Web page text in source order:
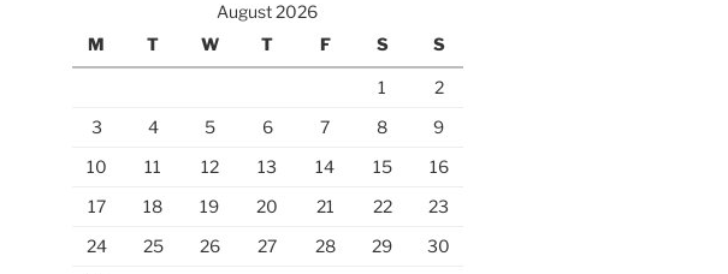
August 2026
M
T W T F S S
1
2
3
4 5 6 7 8
9
10
11 12 13 14 15
16
17
18 19 20 21 22
23
24
25 26 27 28 29
30